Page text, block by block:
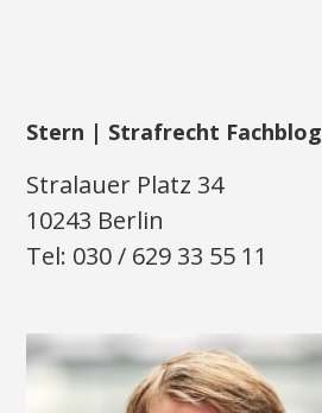
Stern | Strafrecht Fachblog
Stralauer Platz 34
10243 Berlin
Tel: 030 / 629 33 55 11